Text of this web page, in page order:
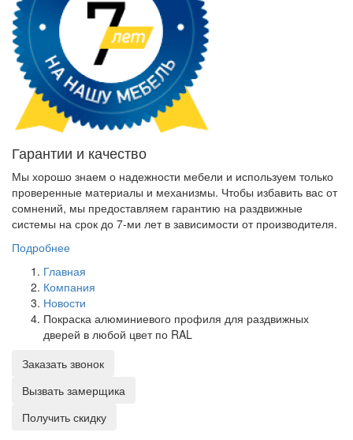
Гарантии и качество
Мы хорошо знаем о надежности мебели и используем только
проверенные материалы и механизмы. Чтобы избавить вас от
сомнений, мы предоставляем гарантию на раздвижные
системы на срок до 7-ми лет в зависимости от производителя.
Подробнее
Главная
Компания
Новости
Покраска алюминиевого профиля для раздвижных
дверей в любой цвет по RAL
Заказать звонок
Вызвать замерщика
Получить скидку